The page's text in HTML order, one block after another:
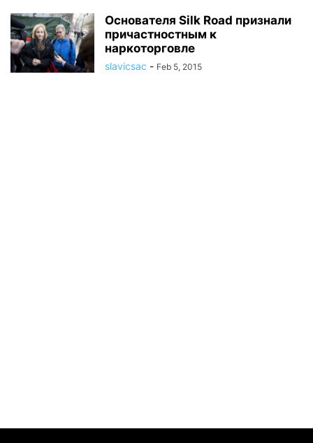
Основателя Silk Road признали
причастностным к
наркоторговле
slavicsac - Feb 5, 2015